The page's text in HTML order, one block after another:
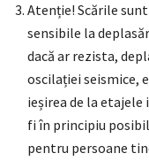
Atenție! Scările
sensibile la
dacă ar rezista,
oscilației seismice,
ieșirea de la
fi în principiu
pentru persoane